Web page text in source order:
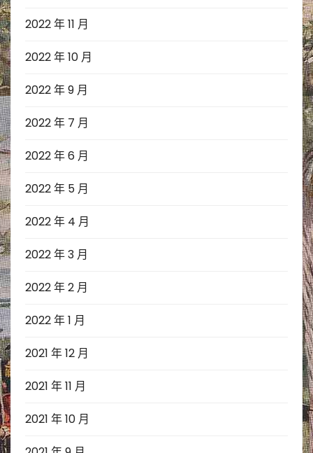
2022 年 11 月
2022 年 10 月
2022 年 9 月
2022 年 7 月
2022 年 6 月
2022 年 5 月
2022 年 4 月
2022 年 3 月
2022 年 2 月
2022 年 1 月
2021 年 12 月
2021 年 11 月
2021 年 10 月